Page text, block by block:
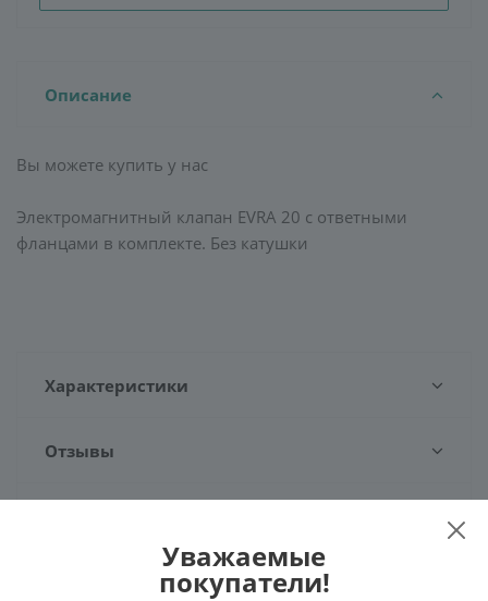
Описание
Вы можете купить у нас
Электромагнитный клапан EVRA 20 с ответными
фланцами в комплекте. Без катушки
Характеристики
Отзывы
Уважаемые
покупатели!